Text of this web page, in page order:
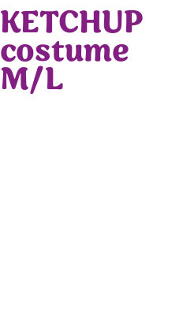
KETCHUP
costume
M/L